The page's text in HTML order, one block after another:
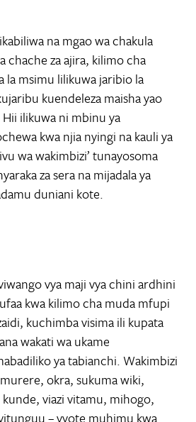
na mgao wa chakula
chache za ajira, kilimo cha
la msimu lilikuwa jaribio la
kuendeleza maisha yao
ilikuwa ni mbinu ya
kwa njia nyingi na kauli ya
wa wakimbizi’ tunayosoma
za sera na mijadala ya
duniani kote.
vya maji vya chini ardhini
kwa kilimo cha muda mfupi
kuchimba visima ili kupata
wakati wa ukame
ya tabianchi. Wakimbizi
okra, sukuma wiki,
viazi vitamu, mihogo,
– vyote muhimu kwa